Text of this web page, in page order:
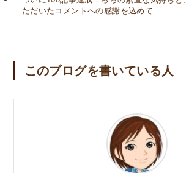
ただいたコメントへの感謝を込めて
このブログを書いている人